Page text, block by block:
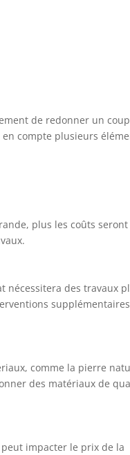
de redonner un
compte plusieurs
plus les coûts seront
nécessitera des travaux
comme la pierre
des matériaux de
impacter le prix de la